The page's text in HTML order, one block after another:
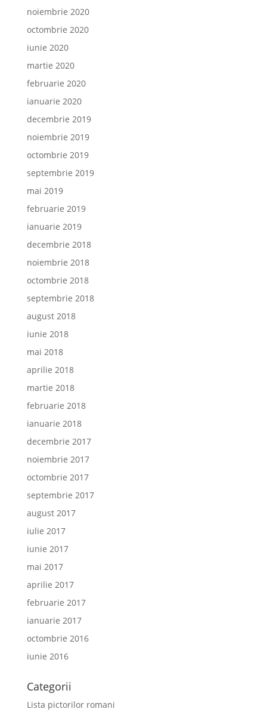
noiembrie 2020
octombrie 2020
iunie 2020
martie 2020
februarie 2020
ianuarie 2020
decembrie 2019
noiembrie 2019
octombrie 2019
septembrie 2019
mai 2019
februarie 2019
ianuarie 2019
decembrie 2018
noiembrie 2018
octombrie 2018
septembrie 2018
august 2018
iunie 2018
mai 2018
aprilie 2018
martie 2018
februarie 2018
ianuarie 2018
decembrie 2017
noiembrie 2017
octombrie 2017
septembrie 2017
august 2017
iulie 2017
iunie 2017
mai 2017
aprilie 2017
februarie 2017
ianuarie 2017
octombrie 2016
iunie 2016
Categorii
Lista pictorilor romani